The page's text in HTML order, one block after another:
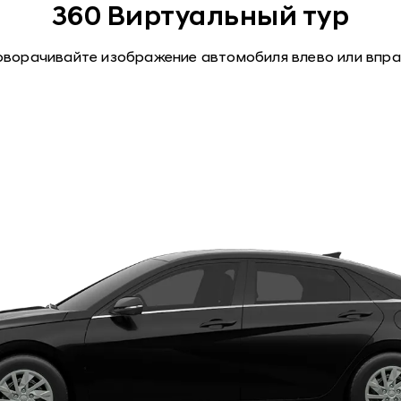
360 Виртуальный тур
изображение автомобиля влево или